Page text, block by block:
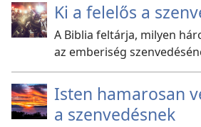
Ki a felelős a
A Biblia feltárja, milyen
az emberiség
Isten hamarosan
a szenvedésnek